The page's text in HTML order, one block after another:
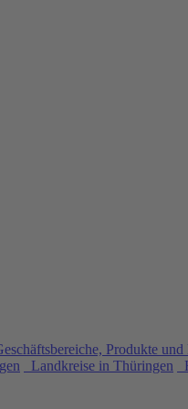
Produkte
Landkreise in Thüringen